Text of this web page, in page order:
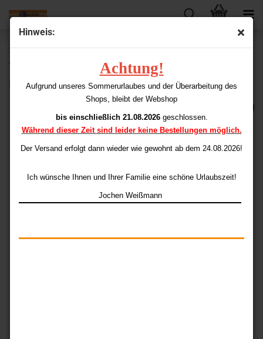
Hinweis:
Achtung!
Aufgrund unseres Sommerurlaubes und der Überarbeitung des
Shops, bleibt der Webshop
bis einschließlich 21.08.2026geschlossen.
Während dieser Zeit sind leider keine Bestellungen möglich.
Der Versand erfolgt dann wieder wie gewohnt ab dem 24.08.2026!
Ich wünsche Ihnen und Ihrer Familie eine schöne Urlaubszeit!
Jochen Weißmann
« Erster « zurück weiter »
Letzter »
92
Artikel in dieser Kategorie
Playboy Flights Standard Brunette Girl